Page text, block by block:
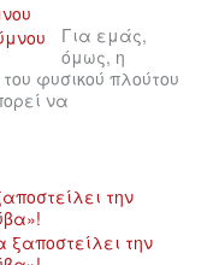
Για εμάς,
όμως, η
φυσικού πλούτου
να
την